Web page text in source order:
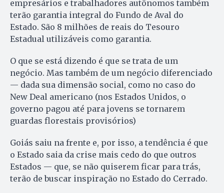
empresários e trabalhadores autônomos também
terão garantia integral do Fundo de Aval do
Estado. São 8 milhões de reais do Tesouro
Estadual utilizáveis como garantia.
O que se está dizendo é que se trata de um
negócio. Mas também de um negócio diferenciado
— dada sua dimensão social, como no caso do
New Deal americano (nos Estados Unidos, o
governo pagou até para jovens se tornarem
guardas florestais provisórios)
Goiás saiu na frente e, por isso, a tendência é que
o Estado saia da crise mais cedo do que outros
Estados — que, se não quiserem ficar para trás,
terão de buscar inspiração no Estado do Cerrado.